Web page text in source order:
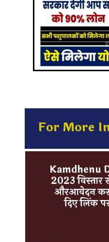
For More
Kamdhenu
2023
औरआवेदन
दिए लिंक